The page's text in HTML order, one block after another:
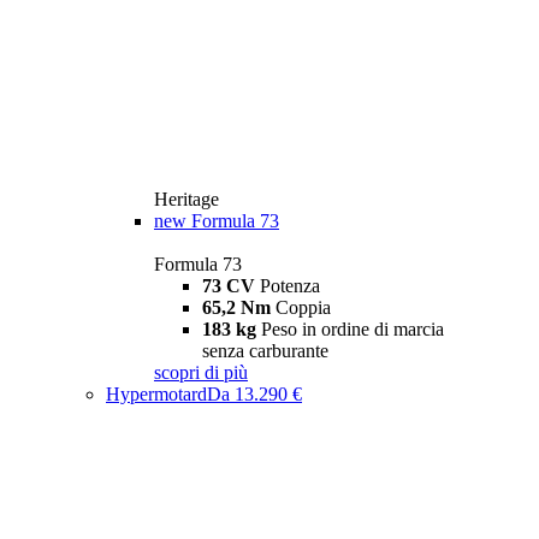
Heritage
new Formula 73
Formula 73
73 CV Potenza
65,2 Nm Coppia
183 kg Peso in ordine di marcia
senza carburante
scopri di più
HypermotardDa 13.290 €